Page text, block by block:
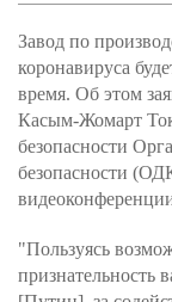
Завод по
коронавируса
время. Об этом
Касым-Жомарт
безопасности
безопасности
"Пользуясь